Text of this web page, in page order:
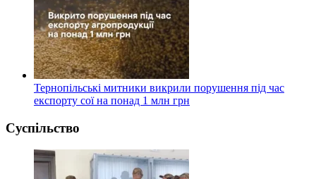
Тернопільські митники викрили порушення під час
експорту сої на понад 1 млн грн
Суспільство